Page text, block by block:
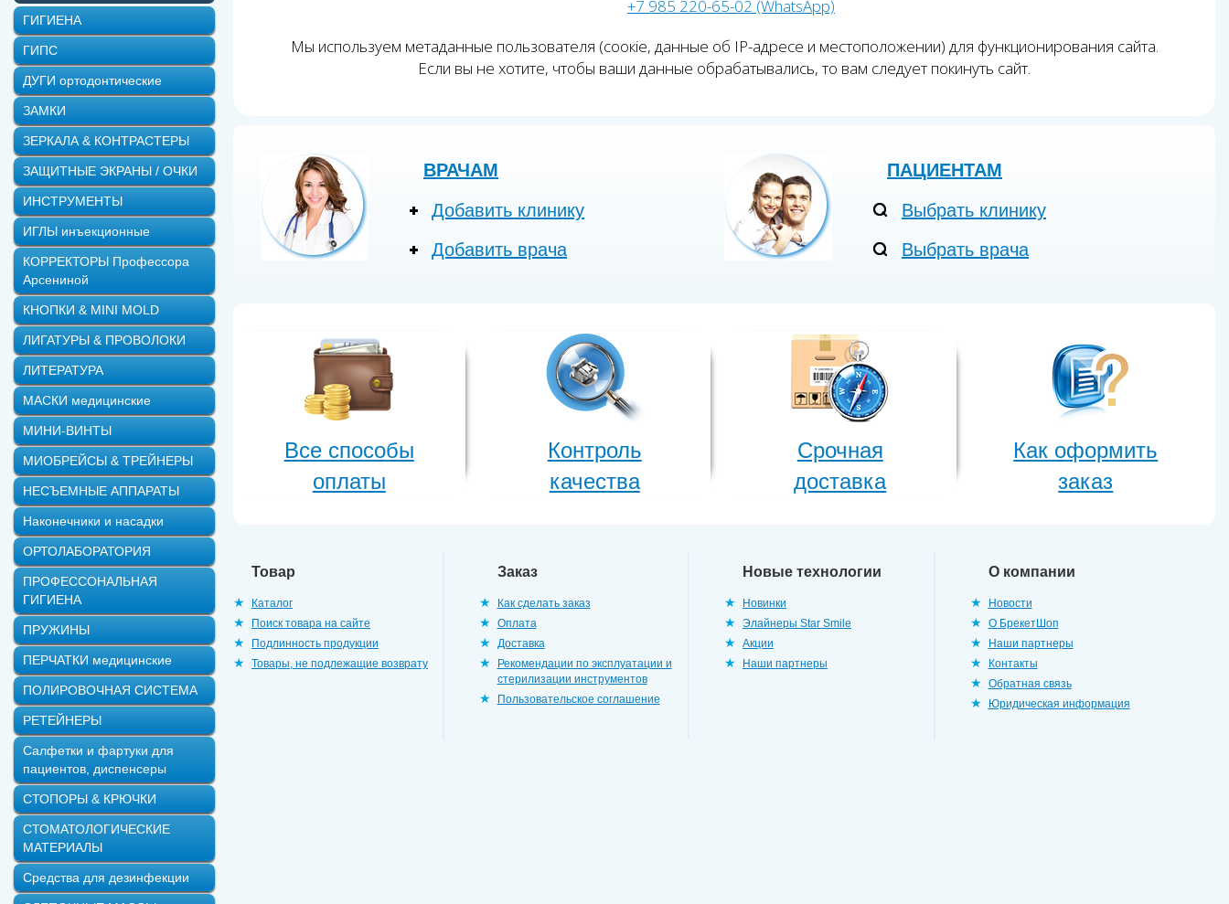
+7 985 220-65-02 (WhatsApp)
Мы используем метаданные пользователя (соокіе, данные об IP-адресе и местоположении) для функционирования сайта.
Если вы не хотите, чтобы ваши данные обрабатывались, то вам следует покинуть сайт.
ВРАЧАМ
Добавить клинику
Добавить врача
ПАЦИЕНТАМ
Выбрать клинику
Выбрать врача
Все способы
оплаты
Контроль
качества
Срочная
доставка
Как оформить
заказ
Товар
Каталог
Поиск товара на сайте
Подлинность продукции
Товары, не подлежащие возврату
Заказ
Как сделать заказ
Оплата
Доставка
Рекомендации по эксплуатации и
стерилизации инструментов
Пользовательское соглашение
Новые технологии
Новинки
Элайнеры Star Smile
Акции
Наши партнеры
О компании
Новости
О БрекетШоп
Наши партнеры
Контакты
Обратная связь
Юридическая информация
ГИГИЕНА
ГИПС
ДУГИ ортодонтические
ЗАМКИ
ЗЕРКАЛА & КОНТРАСТЕРЫ
ЗАЩИТНЫЕ ЭКРАНЫ / ОЧКИ
ИНСТРУМЕНТЫ
ИГЛЫ инъекционные
КОРРЕКТОРЫ Профессора
Арсениной
КНОПКИ & MINI MOLD
ЛИГАТУРЫ & ПРОВОЛОКИ
ЛИТЕРАТУРА
МАСКИ медицинские
МИНИ-ВИНТЫ
МИОБРЕЙСЫ & ТРЕЙНЕРЫ
НЕСЪЕМНЫЕ АППАРАТЫ
Наконечники и насадки
ОРТОЛАБОРАТОРИЯ
ПРОФЕССОНАЛЬНАЯ
ГИГИЕНА
ПРУЖИНЫ
ПЕРЧАТКИ медицинские
ПОЛИРОВОЧНАЯ СИСТЕМА
РЕТЕЙНЕРЫ
Салфетки и фартуки для
пациентов, диспенсеры
СТОПОРЫ & КРЮЧКИ
СТОМАТОЛОГИЧЕСКИЕ
МАТЕРИАЛЫ
Средства для дезинфекции